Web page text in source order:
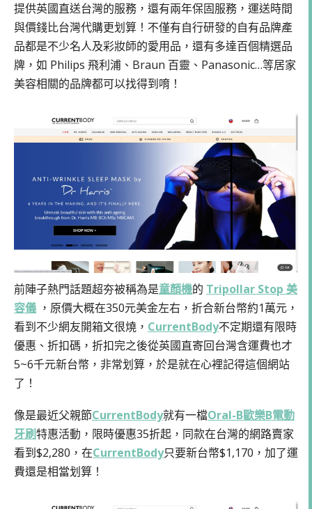
提供英國直送台灣的服務，還有兩年保固服務，運送時間
與價錢比台灣代購更划算！不僅有自行研發的自有品牌產
品都是不少名人及彩妝師的愛用品，還有多達百個精選品
牌，如 Philips 飛利浦、Braun 百靈、Panasonic…等居家
美容相關的品牌都可以找得到唷！
前陣子熱門話題超夯被稱為是童顏機的 Tripollar Stop 美
容儀 ，原價大概在350元美金左右，折合新台幣約1萬元，
看到不少網友開箱文很燒， CurrentBody不定期還有限時
優惠、折扣碼，折扣完之後從英國直寄回台灣含運費也才
5~6千元新台幣，非常划算，於是就在心裡記得這個網站
了！
像是最近父親節CurrentBody就有一檔Oral-B歐樂B電動
牙刷特惠活動，限時優惠35折起，同款在台灣的網路賣家
看到$2,280，在CurrentBody只要新台幣$1,170，加了運
費還是相當划算！